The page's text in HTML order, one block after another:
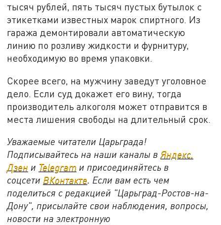
тысяч рублей, пять тысяч пустых бутылок с
этикетками известных марок спиртного. Из
гаража демонтировали автоматическую
линию по розливу жидкости и фурнитуру,
необходимую во время упаковки.
Скорее всего, на мужчину заведут уголовное
дело. Если суд докажет его вину, тогда
производитель алкоголя может отправится в
места лишения свободы на длительный срок.
Уважаемые читатели Царьграда!
Подписывайтесь на наши каналы вЯндекс.
Дзен и Telegram и присоединяйтесь в
соцсети ВКонтакте. Если вам есть чем
поделиться с редакцией "Царьград-Ростов-на-
Дону", присылайте свои наблюдения, вопросы,
новости на электронную